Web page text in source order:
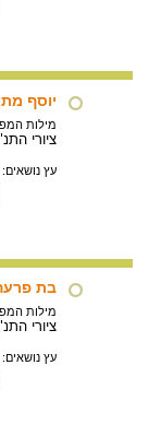
יוסף
מילות
ציורי התנ"ך
עץ נושאים:
בת
מילות
ציורי
עץ נושאים: